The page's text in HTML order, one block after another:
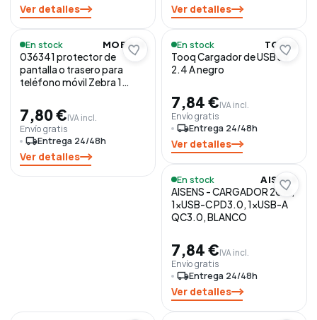
Ver detalles Ver detalles
En stock MOBILIS
036341 protector de
pantalla o trasero para
teléfono móvil Zebra 1
7,80 €IVA incl.
Envío gratis
local_shippingEntrega 24/48h
Ver detalles
En stock TOOQ
Tooq Cargador de USB 5V
2.4 A negro
7,84 €IVA incl.
Envío gratis
local_shippingEntrega 24/48h
Ver detalles
En stock AISENS
AISENS - CARGADOR 20W,
1xUSB-C PD3.0, 1xUSB-A
QC3.0, BLANCO
7,84 €IVA incl.
Envío gratis
local_shippingEntrega 24/48h
Ver detalles